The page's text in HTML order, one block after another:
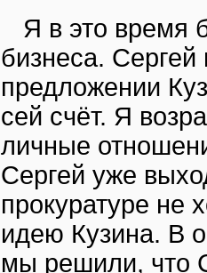
Я в это время
бизнеса.
предложении
сей счёт. Я
личные
Сергей уже
прокуратуре не
идею Кузина. В
мы решили, что